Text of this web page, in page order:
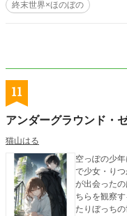
終末世界×ほのぼの
11
アンダーグラウンド・
猫山はる
空っぽの少年に、私
で少女・り
が出会った
ちらを観察す
たりぼっち